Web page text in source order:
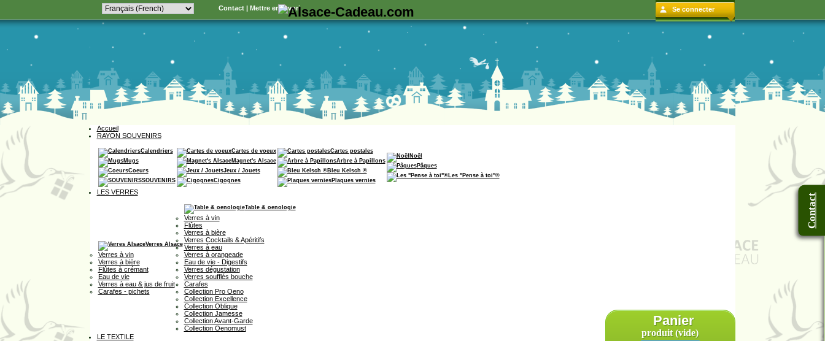
Contact | Mettre en favori Se connecter
Accueil
RAYON SOUVENIRS
Calendriers
Mugs
Coeurs
SOUVENIRS
Cartes de voeux
Magnet's Alsace
Jeux / Jouets
Cigognes
Cartes postales
Arbre à Papillons
Bleu Kelsch ®
Plaques vernies
Noël
Pâques
Les "Pense à toi"®
LES VERRES
Verres Alsace
Verres à vin
Verres à bière
Flûtes à crémant
Eau de vie
Verres à eau & jus de fruit
Carafes - pichets
Table & oenologie
Verres à vin
Flûtes
Verres à bière
Verres Cocktails & Apéritifs
Verres à eau
Verres à orangeade
Eau de vie - Digestifs
Verres dégustation
Verres soufflés bouche
Carafes
Collection Pro Oeno
Collection Excellence
Collection Oblique
Collection Jamesse
Collection Avant-Garde
Collection Oenomust
LE TEXTILE
Panier
produit (vide)
Contact